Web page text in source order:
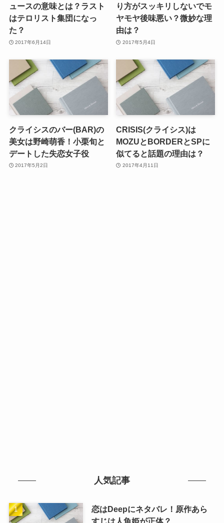
ュースの意味とは？ラスト
はテロリスト集団になっ
た？
2017年6月14日
り方がスッキリしないでモ
ヤモヤ後味悪い？微妙な理
由は？
2017年5月4日
クライシスのバー(BAR)の
美女は野崎萌香！小栗旬と
デートした失恋女子役
2017年5月2日
CRISIS(クライシス)は
MOZUとBORDERとSPに
似てると話題の理由は？
2017年4月11日
人気記事
恋はDeepにネタバレ！原作あら
すじは人魚姫が正体？